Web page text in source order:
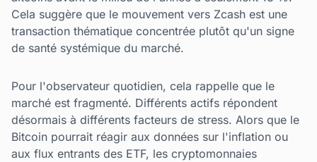
Cela suggère que le mouvement vers Zcash est une
transaction thématique concentrée plutôt qu'un signe
de santé systémique du marché.
Pour l'observateur quotidien, cela rappelle que le
marché est fragmenté. Différents actifs répondent
désormais à différents facteurs de stress. Alors que le
Bitcoin pourrait réagir aux données sur l'inflation ou
aux flux entrants des ETF, les cryptomonnaies